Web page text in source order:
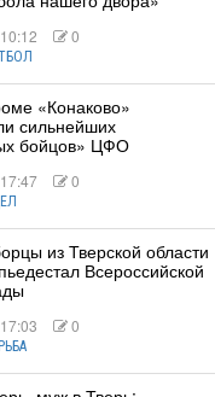
0
«Конаково»
сильнейших
бойцов» ЦФО
0
из Тверской области
Всероссийской
0